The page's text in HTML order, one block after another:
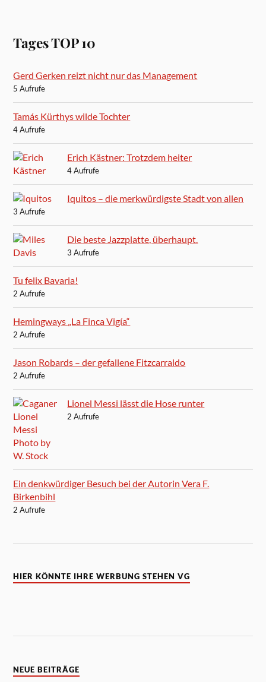
Tages TOP 10
Gerd Gerken reizt nicht nur das Management
5 Aufrufe
Tamás Kürthys wilde Tochter
4 Aufrufe
Erich Kästner: Trotzdem heiter
4 Aufrufe
Iquitos – die merkwürdigste Stadt von allen
3 Aufrufe
Die beste Jazzplatte, überhaupt.
3 Aufrufe
Tu felix Bavaria!
2 Aufrufe
Hemingways „La Finca Vigía“
2 Aufrufe
Jason Robards – der gefallene Fitzcarraldo
2 Aufrufe
Lionel Messi lässt die Hose runter
2 Aufrufe
Ein denkwürdiger Besuch bei der Autorin Vera F.
Birkenbihl
2 Aufrufe
HIER KÖNNTE IHRE WERBUNG STEHEN VG
NEUE BEITRÄGE